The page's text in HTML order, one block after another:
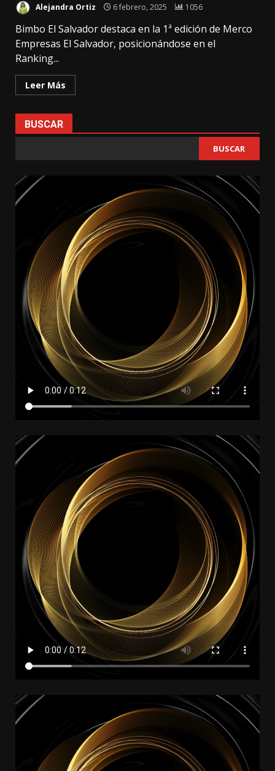
Alejandra Ortiz 6 febrero, 2025 1056
Bimbo El Salvador destaca en la 1ª edición de Merco
Empresas El Salvador, posicionándose en el
Ranking...
Leer Más
BUSCAR
BUSCAR